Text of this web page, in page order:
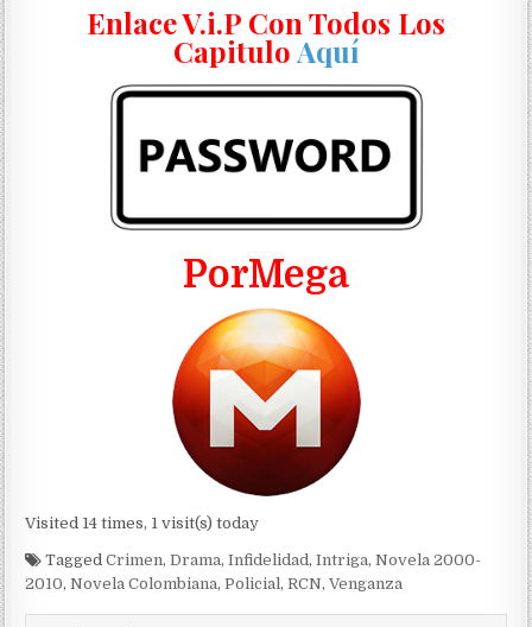
Enlace V.i.P Con Todos Los
CapituloAquí
PorMega
Visited 14 times, 1 visit(s) today
TaggedCrimen,Drama,Infidelidad ,Intriga,Novela 2000-
2010,Novela Colombiana,Policial ,RCN,Venganza